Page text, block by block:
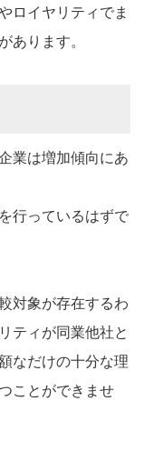
ロイヤリティでま
ります。
業は増加傾向にあ
行っているはずで
対象が存在するわ
ティが同業他社と
なだけの十分な理
ことができませ